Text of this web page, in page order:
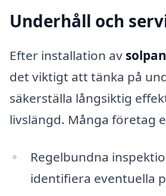
Underhåll och
Efter installation av
det viktigt att tänka på
säkerställa långsiktig
livslängd. Många företag
Regelbundna
identifiera eventuella